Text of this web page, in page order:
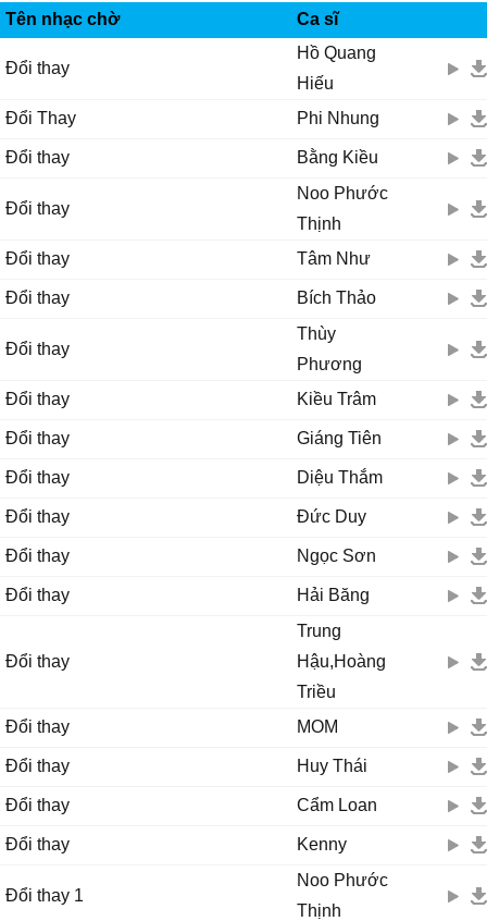
Tên nhạc chờ Ca sĩ
Đổi thay
Hồ Quang
Hiếu
Đổi Thay
Phi Nhung
Đổi thay Bằng Kiều
Đổi thay
Noo Phước
Thịnh
Đổi thay
Tâm Như
Đổi thay Bích Thảo
Đổi thay
Thùy
Phương
Đổi thay
Kiều Trâm
Đổi thay Giáng Tiên
Đổi thay Diệu Thắm
Đổi thay Đức Duy
Đổi thay Ngọc Sơn
Đổi thay Hải Băng
Đổi thay
Trung
Hậu,Hoàng
Triều
Đổi thay
MOM
Đổi thay Huy Thái
Đổi thay Cẩm Loan
Đổi thay Kenny
Đổi thay 1
Noo Phước
Thịnh